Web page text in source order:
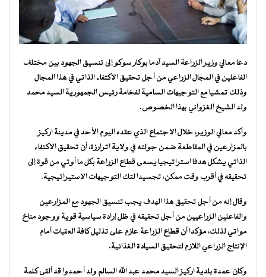
دعا معالي وزير الزراعة السيد آدما بوكار سوكو إلى تنسيق الجهود بين مختلف
الفاعلين في المجال الزراعي من أجل تحقيق الاكتفاء الذاتي في هذا المجال
وذلك تمشيا مع التوجيهات السامية لفخامة رئيس الجمهورية السيد محمد
ولد الشيخ الغزواني بهذا الخصوص.
وأكد معالي الوزير، خلال الاجتماع الذي عقده اليوم الأحد في مدينة اركيز
بالمزارعين في المقاطعة ضمن جولته في ولاية اترارزة، أن تحقيق الاكتفاء
الذاتي يشكل هدفا استراتيجيا يسعى قطاع الزراعة بكل ما أوتي من قوة إلى
تحقيقه في أقرب وقت ممكن، تجسيدا لتك التوجيهات الاستيراتيجية.
وقال إنه من أجل تحقيق هذا الهدف يجب تنسيق الجهود مع المزارعين
والفاعلين الزراعيين من أجل تحقيقه في ظل إرادة سياسية قوية ووجود مناخ
مواتي لذلك، مؤكدا أن قطاع الزراعة عازم على تذليل كافة العقبات أمام
الإنتاج الزراعي اللازم لتحقيق السيادة الغذائية.
وكان عمدة بلدية اركيز السيد محمد عبد الله السالم ولد أحمدوا قد ألقى كلمة